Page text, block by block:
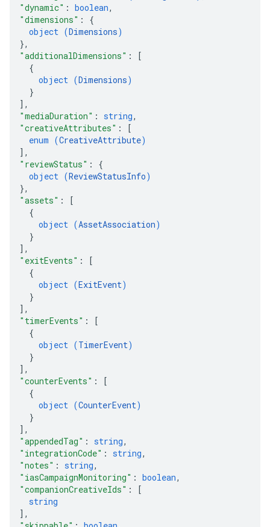
"dynamic" : boolean,
"dimensions" : {
object (Dimensions)
},
"additionalDimensions" :
[
{
object (Dimensions)
}
] ,
"mediaDuration" : string,
"creativeAttributes" :
[
enum (CreativeAttribute)
] ,
"reviewStatus" : {
object (ReviewStatusInfo)
},
"assets" :
[
{
object (AssetAssociation)
}
] ,
"exitEvents" :
[
{
object (ExitEvent)
}
] ,
"timerEvents" :
[
{
object (TimerEvent)
}
] ,
"counterEvents" :
[
{
object (CounterEvent)
}
] ,
"appendedTag" : string,
"integrationCode" : string,
"notes" : string,
"iasCampaignMonitoring" : boolean,
"companionCreativeIds" :
[
string
] ,